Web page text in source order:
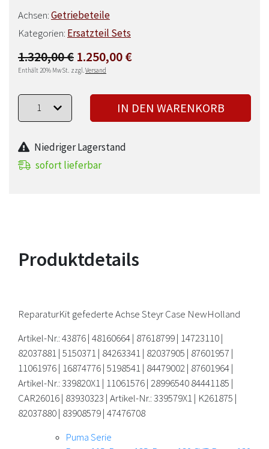
Achsen:Getriebeteile
Kategorien: Ersatzteil Sets
1.320,00€ Ursprünglicher
Preis
war:
1.320,00 €
1.250,00€Aktueller
ist:
1.250,00 €.
Enthält 20% MwSt. zzgl.Versand
IN DEN WARENKORB
Niedriger Lagerstand
sofort lieferbar
Produktdetails
ReparaturKit gefederte Achse Steyr Case NewHolland
Artikel-Nr.: 43876 | 48160664 | 87618799 | 14723110 |
82037881 | 5150371 | 84263341 | 82037905 | 87601957 |
11061976 | 16874776 | 5198541 | 84479002 | 87601964 |
Artikel-Nr.: 339820X1 | 11061576 | 28996540 84441185 |
CAR26016 | 83930323 | Artikel-Nr.: 339579X1 | K261875 |
82037880 | 83908579 | 47476708
Puma Serie